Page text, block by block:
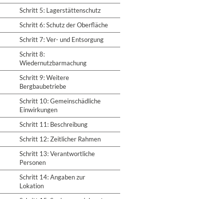
Schritt 5: Lagerstättenschutz
Schritt 6: Schutz der Oberfläche
Schritt 7: Ver- und Entsorgung
Schritt 8:
Wiedernutzbarmachung
Schritt 9: Weitere
Bergbaubetriebe
Schritt 10: Gemeinschädliche
Einwirkungen
Schritt 11: Beschreibung
Schritt 12: Zeitlicher Rahmen
Schritt 13: Verantwortliche
Personen
Schritt 14: Angaben zur
Lokation